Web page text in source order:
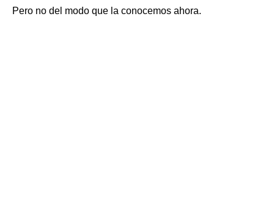
Pero no del modo que la conocemos ahora.